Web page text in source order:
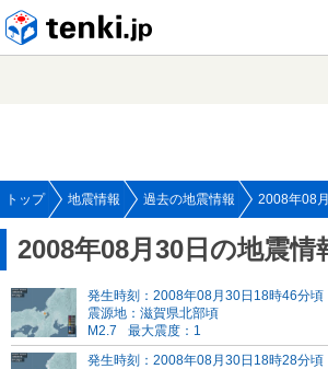
トップ 地震情報 過去の地震情報 2008年08
2008年08月30日の地震情
発生時刻：2008年08月30日18時46分頃
震源地：滋賀県北部頃
M2.7
最大震度：1
発生時刻：2008年08月30日18時28分頃